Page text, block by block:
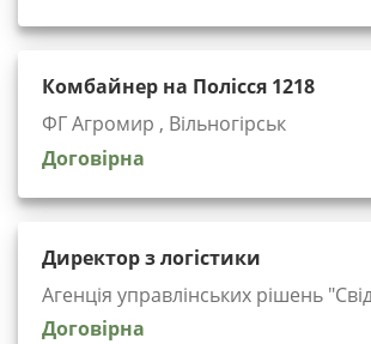
Комбайнер на Полісся 1218
ФГ Агромир , Вільногірськ
Договірна
Директор з логістики
Агенція управлінських рішень
Договірна